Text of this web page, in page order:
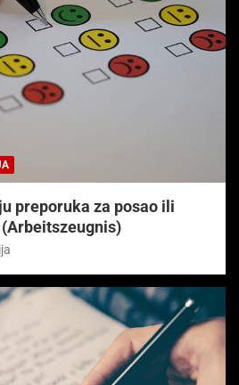
preporuka za posao ili